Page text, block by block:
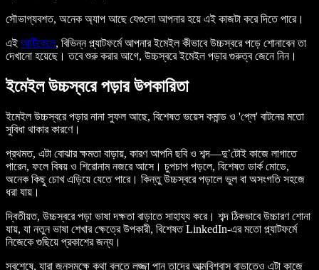
সৌভাগ্যবশত, অনেক অ্যাপ আছে যেগুলো আপনার হয়ে এই কাজটা করে দিতে পারে।
এই আর্টিকেলে, বিভিন্ন প্ল্যাটফর্মে আপনার ইমেইল কীভাবে উচ্চস্বরে পড়ে শোনাবেন তা
দেখানো হয়েছে। তবে শুরু করার আগে, উচ্চস্বরে ইমেইল পড়ার গুরুত্ব জেনে নিন।
ইমেইল উচ্চস্বরে পড়ার উপকারিতা
ইমেইল উচ্চস্বরে পড়ার নানা সুফল আছে, বিশেষত ভয়েস কমান্ড ও 'প্লে' বাটনের মতো
সুবিধা থাকার কারণে।
প্রথমত, এটা বোঝার ক্ষমতা বাড়ায়, কারণ আপনি ছবি ও শব্দ—দু’টোই কাজে লাগাতে
পারেন, ফলে বিষয় ও শিরোনাম নজরে আসে। চুপচাপ পড়লে, বিশেষত ডার্ক মোডে,
অনেক কিছু চোখ এড়িয়ে যেতে পারে। কিন্তু উচ্চস্বরে পড়ালে ভুল বা অসংগতি সহজে
ধরা যায়।
দ্বিতীয়ত, উচ্চস্বরে পড়া ভাষা দক্ষতা বাড়াতে সাহায্য করে। শব্দ ঠিকভাবে উচ্চারণ শোনা
যায়, যা নতুন ভাষা শেখার ক্ষেত্রে উপকারী, বিশেষত LinkedIn-এর মতো প্ল্যাটফর্মে
নিজেকে গুছিয়ে প্রকাশের জন্য।
সবশেষে, যারা জনসমক্ষে কথা বলতে লজ্জা পান তাদের আত্মবিশ্বাস বাড়াতেও এটা কাজে